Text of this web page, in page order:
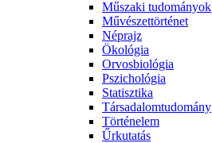
Műszaki tudományok
Művészettörténet
Néprajz
Ökológia
Orvosbiológia
Pszichológia
Statisztika
Társadalomtudomány
Történelem
Űrkutatás